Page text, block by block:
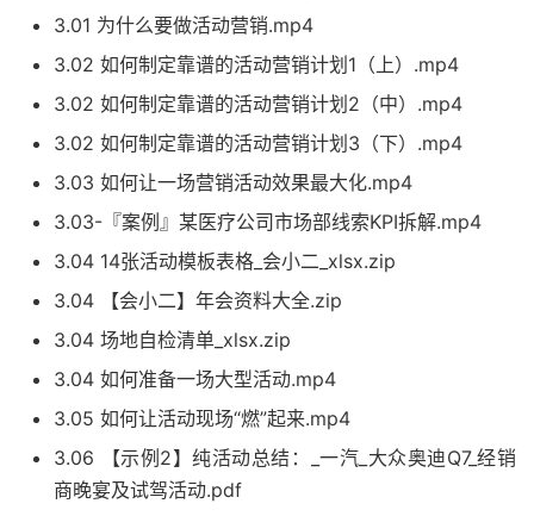
3.01 为什么要做活动营销.mp4
3.02 如何制定靠谱的活动营销计划1（上）.mp4
3.02 如何制定靠谱的活动营销计划2（中）.mp4
3.02 如何制定靠谱的活动营销计划3（下）.mp4
3.03 如何让一场营销活动效果最大化.mp4
3.03-『案例』某医疗公司市场部线索KPI拆解.mp4
3.04 14张活动模板表格_会小二_xlsx.zip
3.04 【会小二】年会资料大全.zip
3.04 场地自检清单_xlsx.zip
3.04 如何准备一场大型活动.mp4
3.05 如何让活动现场“燃”起来.mp4
3.06 【示例2】纯活动总结：_一汽_大众奥迪Q7_经销
商晚宴及试驾活动.pdf